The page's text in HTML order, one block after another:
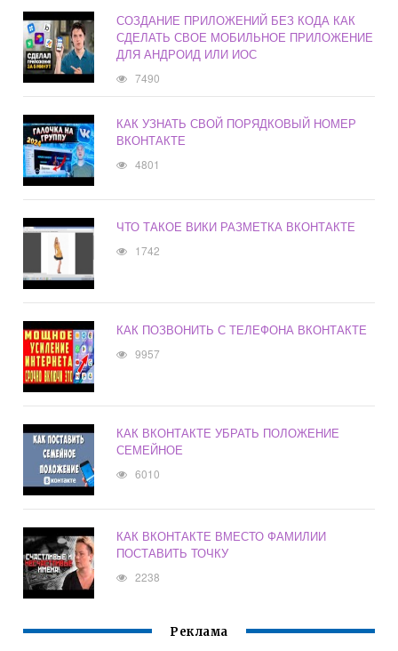
СОЗДАНИЕ ПРИЛОЖЕНИЙ БЕЗ КОДА КАК
СДЕЛАТЬ СВОЕ МОБИЛЬНОЕ ПРИЛОЖЕНИЕ
ДЛЯ АНДРОИД ИЛИ ИОС
7490
КАК УЗНАТЬ СВОЙ ПОРЯДКОВЫЙ НОМЕР
ВКОНТАКТЕ
4801
ЧТО ТАКОЕ ВИКИ РАЗМЕТКА ВКОНТАКТЕ
1742
КАК ПОЗВОНИТЬ С ТЕЛЕФОНА ВКОНТАКТЕ
9957
КАК ВКОНТАКТЕ УБРАТЬ ПОЛОЖЕНИЕ
СЕМЕЙНОЕ
6010
КАК ВКОНТАКТЕ ВМЕСТО ФАМИЛИИ
ПОСТАВИТЬ ТОЧКУ
2238
Реклама